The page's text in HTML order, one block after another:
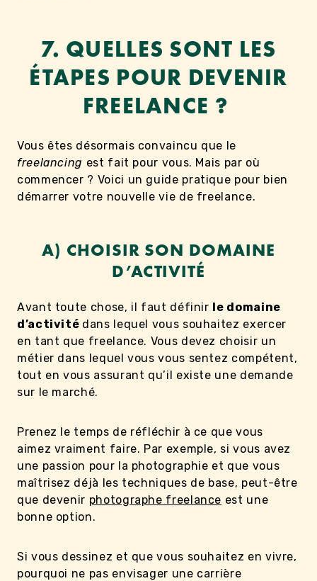
7. QUELLES SONT LES
ÉTAPES POUR DEVENIR
FREELANCE ?
Vous êtes désormais convaincu que le
freelancing est fait pour vous. Mais par où
commencer ? Voici un guide pratique pour bien
démarrer votre nouvelle vie de freelance.
A) CHOISIR SON DOMAINE
D’ACTIVITÉ
Avant toute chose, il faut définir le domaine
d’activité dans lequel vous souhaitez exercer
en tant que freelance. Vous devez choisir un
métier dans lequel vous vous sentez compétent,
tout en vous assurant qu’il existe une demande
sur le marché.
Prenez le temps de réfléchir à ce que vous
aimez vraiment faire. Par exemple, si vous avez
une passion pour la photographie et que vous
maîtrisez déjà les techniques de base, peut-être
que devenir photographe freelance est une
bonne option.
Si vous dessinez et que vous souhaitez en vivre,
pourquoi ne pas envisager une carrière